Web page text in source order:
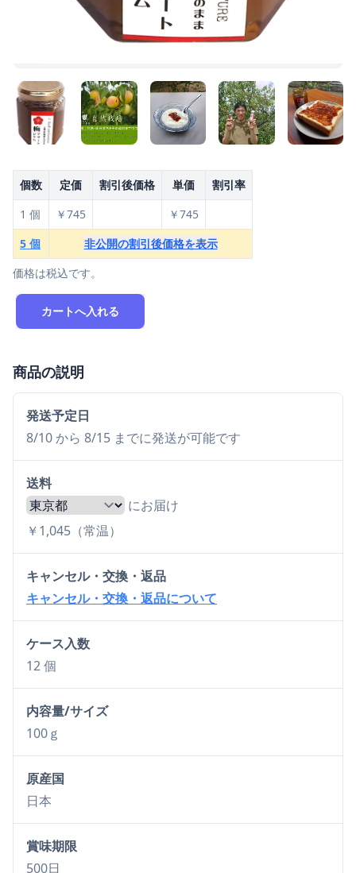
個数 定価 割引後価格 単価
割引率
1 個
￥745
￥745
5 個
非公開の割引後価格を表示
価格は税込です。
カートへ入れる
商品の説明
発送予定日
8/10 から 8/15 までに発送が可能です
送料
にお届け
￥1,045（常温）
キャンセル・交換・返品
キャンセル・交換・返品について
ケース入数
12 個
内容量/サイズ
100ｇ
原産国
日本
賞味期限
500日